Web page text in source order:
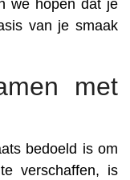
we hopen dat je
van je smaak
met
bedoeld is om
verschaffen, is